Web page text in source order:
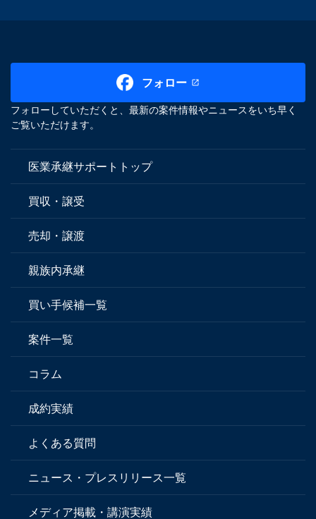
フォロー
フォローしていただくと、最新の案件情報やニュースをいち早く
ご覧いただけます。
医業承継サポートトップ
買収・譲受
売却・譲渡
親族内承継
買い手候補一覧
案件一覧
コラム
成約実績
よくある質問
ニュース・プレスリリース一覧
メディア掲載・講演実績